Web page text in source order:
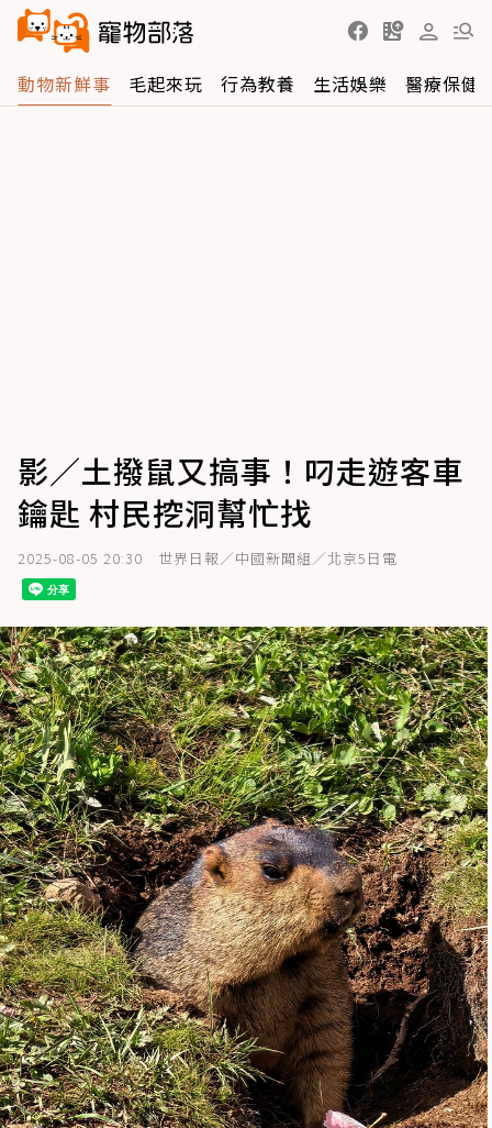
動物新鮮事 毛起來玩 行為教養 生活娛樂 醫療保健
影／土撥鼠又搞事！叼走遊客車
鑰匙 村民挖洞幫忙找
2025-08-05 20:30 世界日報／中國新聞組／北京5日電